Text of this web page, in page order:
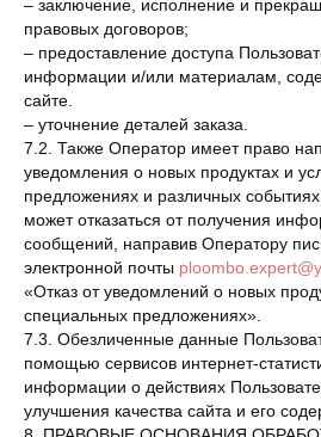
– заключение, исполнение и
правовых договоров;
– предоставление доступа
информации и/или материалам,
сайте.
– уточнение деталей заказа.
7.2. Также Оператор имеет право
уведомления о новых продуктах и
предложениях и различных
может отказаться от получения
сообщений, направив Оператору
электронной почты
«Отказ от уведомлений о новых
специальных предложениях».
7.3. Обезличенные данные
помощью сервисов интернет-
информации о действиях
улучшения качества сайта и его